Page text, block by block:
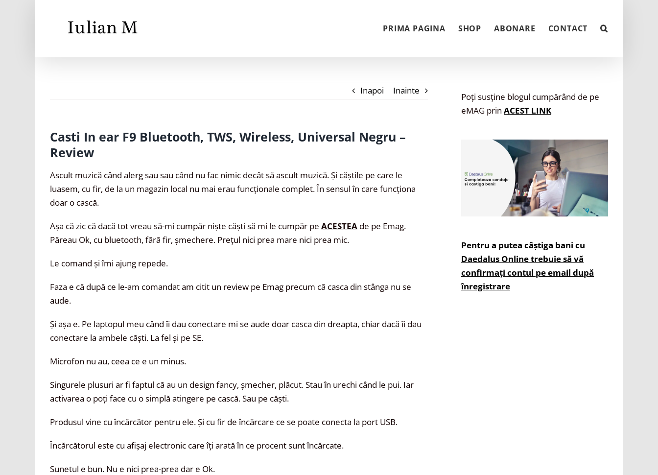
PRIMA PAGINA SHOP ABONARE CONTACT
Inapoi Inainte
Casti In ear F9 Bluetooth, TWS, Wireless, Universal Negru –
Review
Ascult muzică când alerg sau sau când nu fac nimic decât să ascult muzică. Și căștile pe care le
luasem, cu fir, de la un magazin local nu mai erau funcționale complet. În sensul în care funcționa
doar o cască.
Așa că zic că dacă tot vreau să-mi cumpăr niște căști să mi le cumpăr pe ACESTEA de pe Emag.
Păreau Ok, cu bluetooth, fără fir, șmechere. Prețul nici prea mare nici prea mic.
Le comand și îmi ajung repede.
Faza e că după ce le-am comandat am citit un review pe Emag precum că casca din stânga nu se
aude.
Și așa e. Pe laptopul meu când îi dau conectare mi se aude doar casca din dreapta, chiar dacă îi dau
conectare la ambele căști. La fel și pe SE.
Microfon nu au, ceea ce e un minus.
Singurele plusuri ar fi faptul că au un design fancy, șmecher, plăcut. Stau în urechi când le pui. Iar
activarea o poți face cu o simplă atingere pe cască. Sau pe căști.
Produsul vine cu încărcător pentru ele. Și cu fir de încărcare ce se poate conecta la port USB.
Încărcătorul este cu afișaj electronic care îți arată în ce procent sunt încărcate.
Sunetul e bun. Nu e nici prea-prea dar e Ok.
Poți susține blogul cumpărând de pe
eMAG prin ACEST LINK
Pentru a putea câștiga bani cu
Daedalus Online trebuie să vă
confirmați contul pe email după
înregistrare